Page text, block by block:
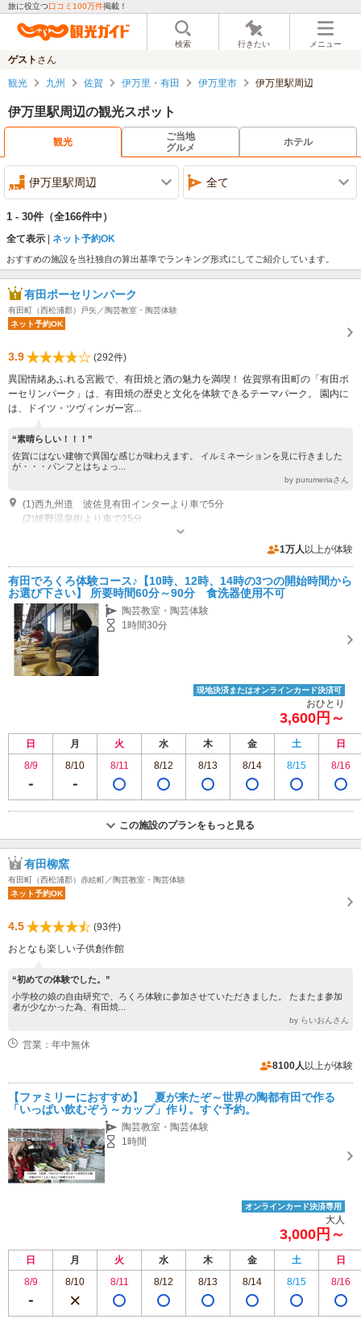
旅に役立つ口コミ100万件掲載！
検索 行きたい メニュー
ゲスト さん
観光 九州 佐賀 伊万里・有田 伊万里市 伊万里駅周辺
伊万里駅周辺の観光スポット
観光
ご当地
グルメ
ホテル
伊万里駅周辺 全て
1 - 30件 （全166件中）
全て表示 ネット予約OK
おすすめの施設を当社独自の算出基準でランキング形式にしてご紹介しています。
有田ポーセリンパーク
有田町（西松浦郡）戸矢／陶芸教室・陶芸体験
ネット予約OK
3.9
(292件)
異国情緒あふれる宮殿で、有田焼と酒の魅力を満喫！ 佐賀県有田町の「有田ポ
ーセリンパーク」は、有田焼の歴史と文化を体験できるテーマパーク。 園内に
は、ドイツ・ツヴィンガー宮...
“素晴らしい！！！”
佐賀にはない建物で異国な感じが味わえます。 イルミネーションを見に行きました
が・・・パンフとはちょっ...
by purumeriaさん
(1)西九州道 波佐見有田インターより車で5分
(2)嬉野温泉街より車で25分
営業：【ろくろ、絵付け体験】平日10：00～14：30 土日祝10：00～15：
00 営業：【みやげ屋】平日9：00～17：00 土日祝9：00～17：00 休業：
1万人 以上が体験
有田でろくろ体験コース♪【10時、12時、14時の3つの開始時間から
お選び下さい】 所要時間60分～90分 食洗器使用不可
陶芸教室・陶芸体験
1時間30分
現地決済またはオンラインカード決済可
おひとり
3,600円～
日 月 火 水 木 金 土
日
8/9
8/10 8/11 8/12 8/13 8/14 8/15 8/16
この施設のプランをもっと見る
有田柳窯
有田町（西松浦郡）赤絵町／陶芸教室・陶芸体験
ネット予約OK
4.5
(93件)
おとなも楽しい子供創作館
“初めての体験でした。”
小学校の娘の自由研究で、ろくろ体験に参加させていただきました。 たまたま参加
者が少なかった為、有田焼...
by らいおんさん
営業：年中無休
8100人 以上が体験
【ファミリーにおすすめ】 夏が来たぞ～世界の陶都有田で作る
「いっぱい飲むぞう～カップ」作り。すぐ予約。
陶芸教室・陶芸体験
1時間
オンラインカード決済専用
大人
3,000円～
日 月 火 水 木 金 土
日
8/9
8/10 8/11 8/12 8/13 8/14 8/15 8/16